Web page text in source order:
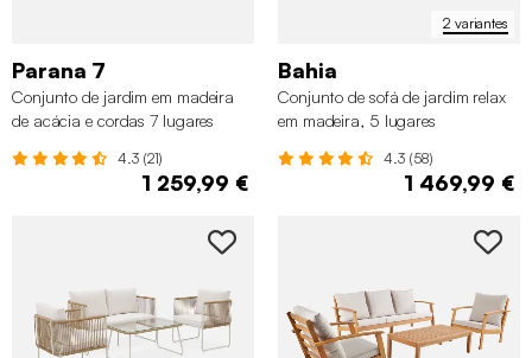
Parana 7
Conjunto de jardim em madeira
de acácia e cordas 7 lugares
4.3 (21)
1 259,99 €
2 variantes
Bahia
Conjunto de sofá de jardim relax
em madeira, 5 lugares
4.3 (58)
1 469,99 €